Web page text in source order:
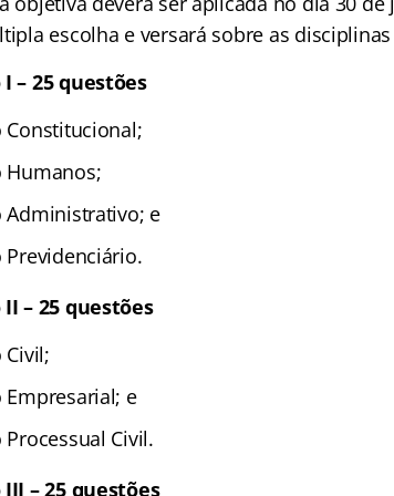
escolha e versará sobre as disciplinas
– 25 questões
Constitucional;
Humanos;
Administrativo; e
Previdenciário.
II – 25 questões
Civil;
Empresarial; e
Civil.
III – 25 questões